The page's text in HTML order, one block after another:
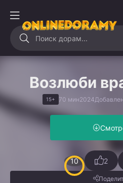
Возлюби
15+ 70 мин2024
10 2